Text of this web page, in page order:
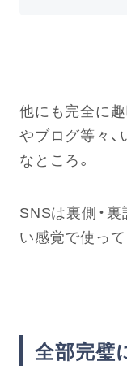
他にも完全に
やブログ等々
なところ。
SNSは裏側・
い感覚で使っ
全部完璧